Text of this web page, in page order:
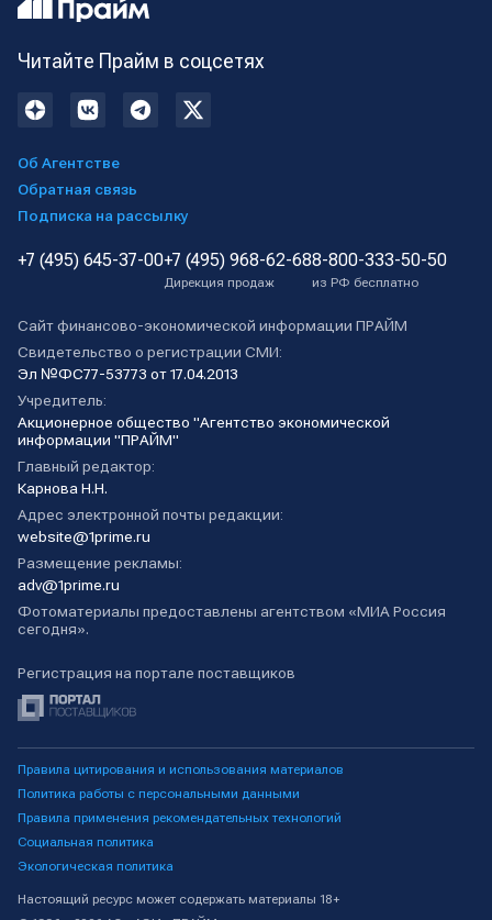
Читайте Прайм в соцсетях
Об Агентстве
Обратная связь
Подписка на рассылку
+7 (495) 645-37-00+7 (495) 968-62-68
Дирекция продаж
8-800-333-50-50
из РФ бесплатно
Сайт финансово-экономической информации ПРАЙМ
Свидетельство о регистрации СМИ:
Эл №ФС77-53773 от 17.04.2013
Учредитель:
Акционерное общество "Агентство экономической
информации "ПРАЙМ"
Главный редактор:
Карнова Н.Н.
Адрес электронной почты редакции:
website@1prime.ru
Размещение рекламы:
adv@1prime.ru
Фотоматериалы предоставлены агентством «МИА Россия
сегодня».
Регистрация на портале поставщиков
Правила цитирования и использования материалов
Политика работы с персональными данными
Правила применения рекомендательных технологий
Социальная политика
Экологическая политика
Настоящий ресурс может содержать материалы 18+